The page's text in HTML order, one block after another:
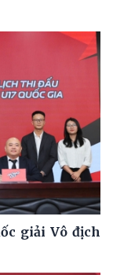
giải Vô địch